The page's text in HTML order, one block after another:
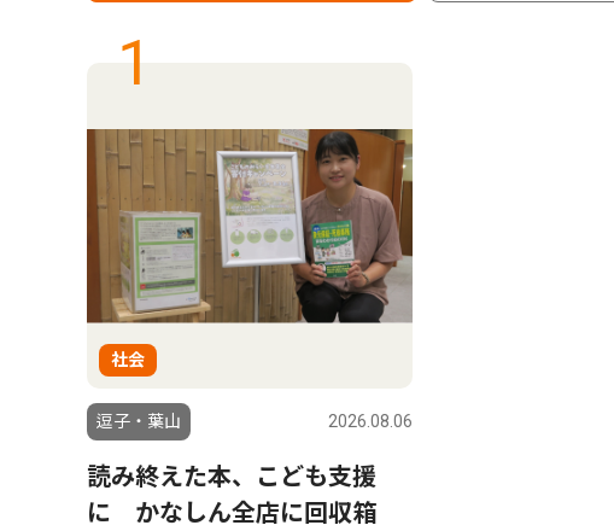
1
社会
逗子・葉山 2026.08.06
読み終えた本、こども支援
に かなしん全店に回収箱